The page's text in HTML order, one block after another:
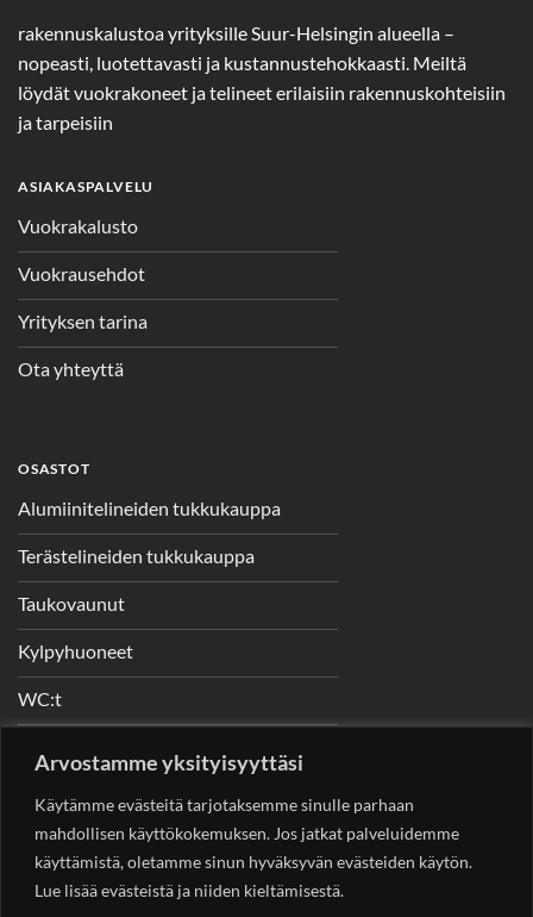
Arvostamme yksityisyyttäsi
Käytämme evästeitä tarjotaksemme sinulle parhaan
mahdollisen käyttökokemuksen. Jos jatkat palveluidemme
käyttämistä, oletamme sinun hyväksyvän evästeiden käytön.
Lue lisää evästeistä ja niiden kieltämisestä.
rakennuskalustoa yrityksille Suur-Helsingin alueella –
nopeasti, luotettavasti ja kustannustehokkaasti. Meiltä
löydät vuokrakoneet ja telineet erilaisiin rakennuskohteisiin
ja tarpeisiin
ASIAKASPALVELU
Vuokrakalusto
Vuokrausehdot
Yrityksen tarina
Ota yhteyttä
OSASTOT
Alumiinitelineiden tukkukauppa
Terästelineiden tukkukauppa
Taukovaunut
Kylpyhuoneet
WC:t
YHTEYSTIEDOT